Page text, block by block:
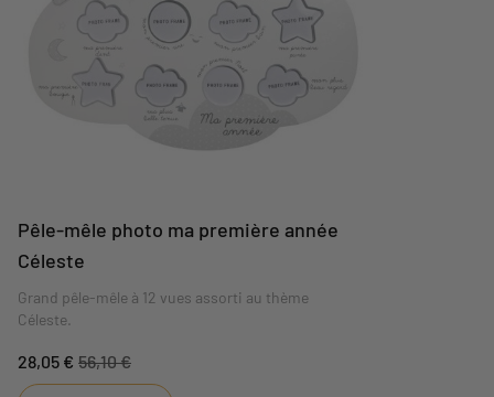
Pêle-mêle photo ma première année
Céleste
Grand pêle-mêle à 12 vues assorti au thème
Céleste.
28,05 € 56,10 €